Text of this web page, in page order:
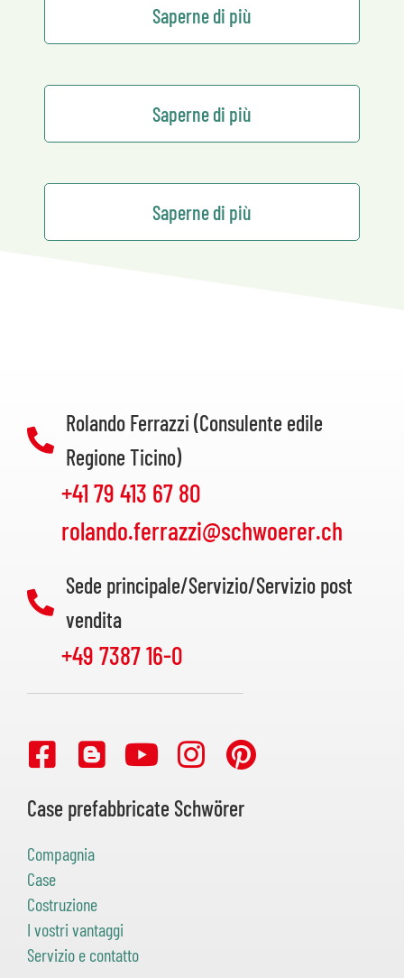
Saperne di più
Saperne di più
Saperne di più
Rolando Ferrazzi (Consulente edile
Regione Ticino)
+41 79 413 67 80
rolando.ferrazzi@schwoerer.ch
Sede principale/Servizio/Servizio post
vendita
+49 7387 16-0
Case prefabbricate Schwörer
Compagnia
Case
Costruzione
I vostri vantaggi
Servizio e contatto